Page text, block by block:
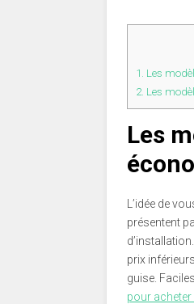
1. Les
2. Les
Les
L’idée de
présentent
prix
guise.
pour